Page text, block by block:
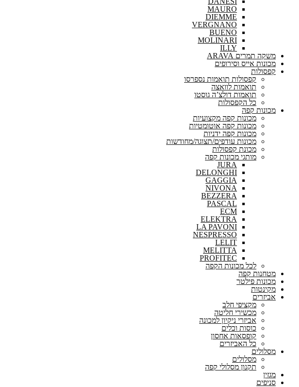
MAURO
DIEMME
VERGNANO
BUENO
MOLINARI
ILLY
משקה תמרים ARAVA
מכונות אייס וסירופים
קפסולות
קפסולות תואמות נספרסו
תואמות לוואצה
תואמות דולצ’ה גוסטו
כל הקפסולות
מכונות קפה
מכונות קפה מקצועיות
מכונות קפה אוטומטיות
מכונות קפה ידניות
מכונות עודפים/תצוגה/מחודשות
מכונת קפסולות
מותגי מכונות קפה
JURA
DELONGHI
GAGGIA
NIVONA
BEZZERA
PASCAL
ECM
ELEKTRA
LA PAVONI
NESPRESSO
LELIT
MELITTA
PROFITEC
לכל מכונות הקפה
מטחנות קפה
מכונות פילטר
מקינטות
אביזרים
מקציפי חלב
מכשירי חליטה
אביזרי ניקיון למכונה
כוסות וכלים
קופסאות אחסון
כל האביזרים
מסלולים
מסלולים
תקנון מסלולי קפה
מגזין
סניפים